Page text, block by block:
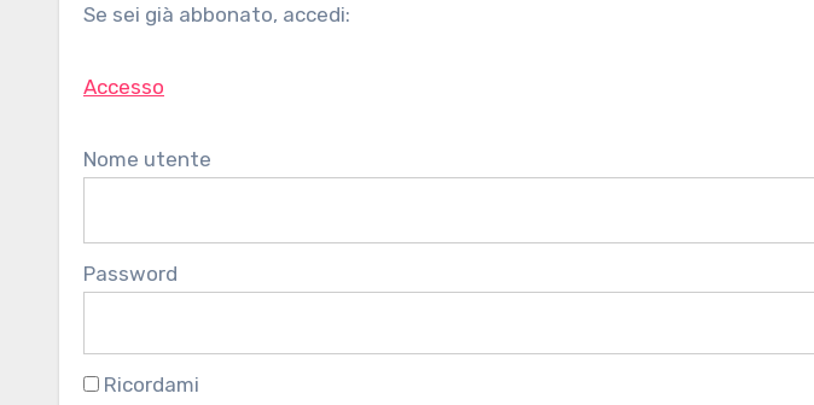
Se sei già abbonato, accedi:
Accesso
Nome utente
Password
Ricordami